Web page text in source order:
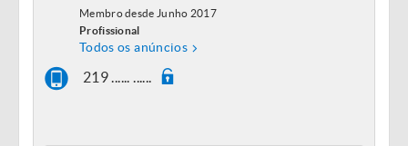
Membro desde Junho 2017
Profissional
Todos os anúncios
219 ...... ......